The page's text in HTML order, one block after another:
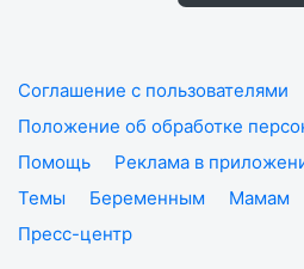
Соглашение с пользователями
Положение об обработке
Помощь
Реклама в
Темы
Беременным Мамам
Пресс-центр